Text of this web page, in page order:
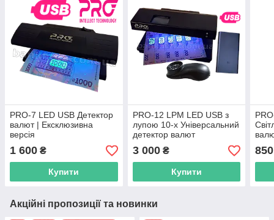
PRO-7 LED USB Детектор
валют | Ексклюзивна
версія
1 600 ₴
Купити
PRO-12 LPM LED USB з
лупою 10-х Універсальний
детектор валют
3 000₴
Купити
850
Акційні пропозиції та новинки